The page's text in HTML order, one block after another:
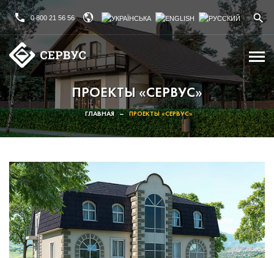
0 800 21 56 56
ПРОЕКТЫ «СЕРВУС»
ГЛАВНАЯ – ПРОЕКТЫ «СЕРВУС»